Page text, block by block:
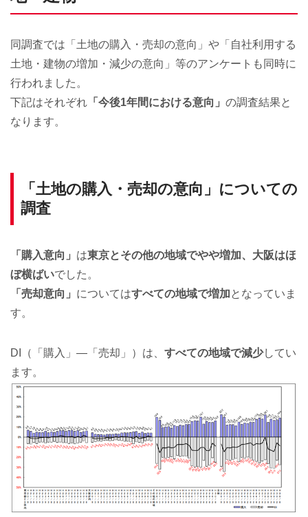
同調査では「土地の購入・売却の意向」や「自社利用する
土地・建物の増加・減少の意向」等のアンケートも同時に
行われました。
下記はそれぞれ 「今後1年間における意向」 の調査結果と
なります。
「土地の購入・売却の意向」についての
調査
「購入意向」 は東京とその他の地域でやや増加、大阪はほ
ぼ横ばいでした。
「売却意向」 についてはすべての地域で増加となっていま
す。
DI（「購入」―「売却」）は、 すべての地域で減少してい
ます。